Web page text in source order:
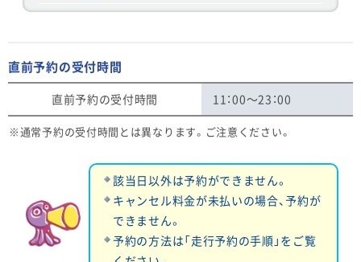
直前予約の受付時間
直前予約の受付時間 11：00〜23：00
通常予約の受付時間とは異なります。ご注意ください。
該当日以外は予約ができません。
キャンセル料金が未払いの場合、予約が
できません。
予約の方法は「走行予約の手順」をご覧